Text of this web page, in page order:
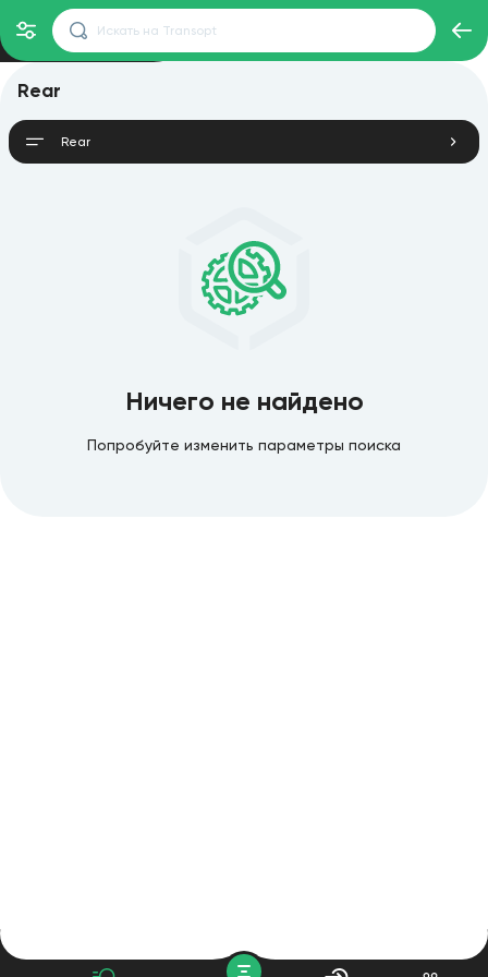
Rear
Rear
Ничего не найдено
Попробуйте изменить параметры поиска